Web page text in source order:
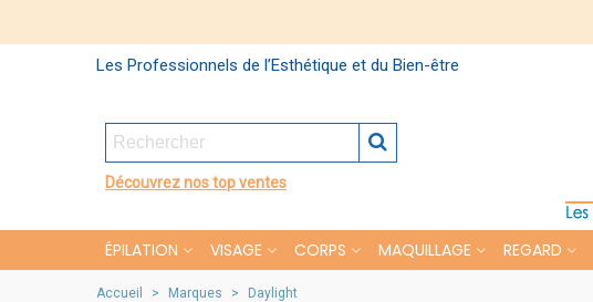
Les Professionnels de l’Esthétique et du Bien-être
Découvrez nos top ventes
ÉPILATION VISAGE CORPS MAQUILLAGE REGARD
Accueil > Marques > Daylight